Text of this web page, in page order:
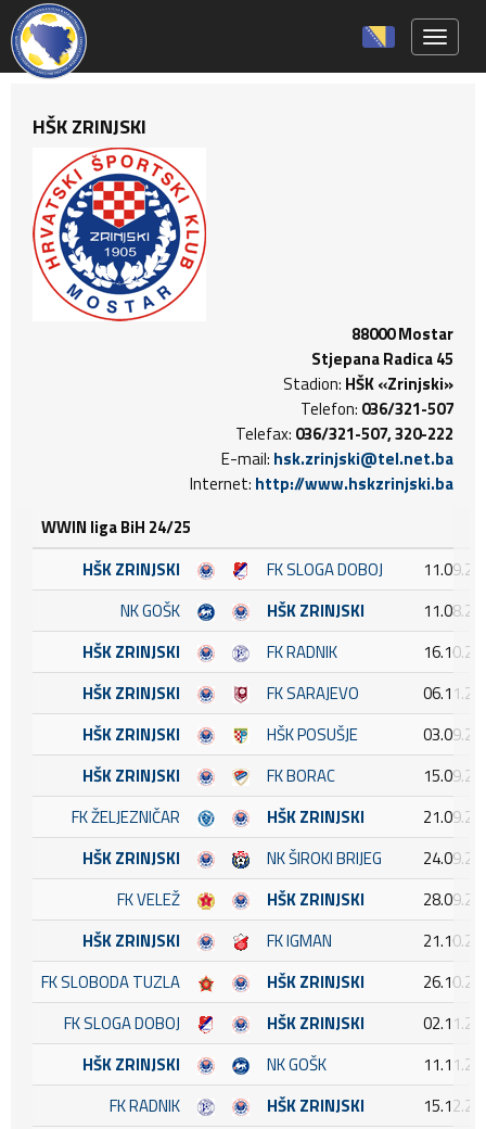
HŠK ZRINJSKI
88000 Mostar
Stjepana Radica 45
Stadion: HŠK «Zrinjski»
Telefon: 036/321-507
Telefax: 036/321-507, 320-222
E-mail: hsk.zrinjski@tel.net.ba
Internet: http://www.hskzrinjski.ba
WWIN liga BiH 24/25
HŠK ZRINJSKI
FK SLOGA DOBOJ
NK GOŠK
HŠK ZRINJSKI
HŠK ZRINJSKI
FK RADNIK
HŠK ZRINJSKI
FK SARAJEVO
HŠK ZRINJSKI
HŠK POSUŠJE
HŠK ZRINJSKI
FK BORAC
FK ŽELJEZNIČAR
HŠK ZRINJSKI
HŠK ZRINJSKI
NK ŠIROKI BRIJEG
FK VELEŽ
HŠK ZRINJSKI
HŠK ZRINJSKI
FK IGMAN
FK SLOBODA TUZLA
HŠK ZRINJSKI
FK SLOGA DOBOJ
HŠK ZRINJSKI
HŠK ZRINJSKI
NK GOŠK
FK RADNIK
HŠK ZRINJSKI